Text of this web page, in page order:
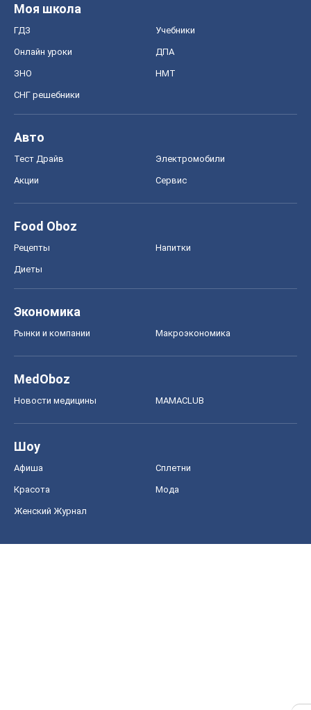
Моя школа
ГДЗ Учебники
Онлайн уроки ДПА
ЗНО НМТ
СНГ решебники
Авто
Тест Драйв Электромобили
Акции Сервис
Food Oboz
Рецепты Напитки
Диеты
Экономика
Рынки и компании Mакроэкономика
MedOboz
Новости медицины MAMACLUB
Шоу
Афиша Сплетни
Красота Мода
Женский Журнал